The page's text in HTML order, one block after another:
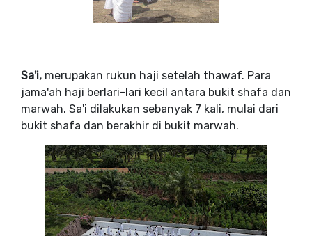
Sa'i, merupakan rukun haji setelah thawaf. Para
jama'ah haji berlari-lari kecil antara bukit shafa dan
marwah. Sa'i dilakukan sebanyak 7 kali, mulai dari
bukit shafa dan berakhir di bukit marwah.